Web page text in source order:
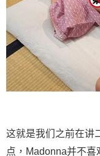
这就是我们之前在讲
点，Madonna并不